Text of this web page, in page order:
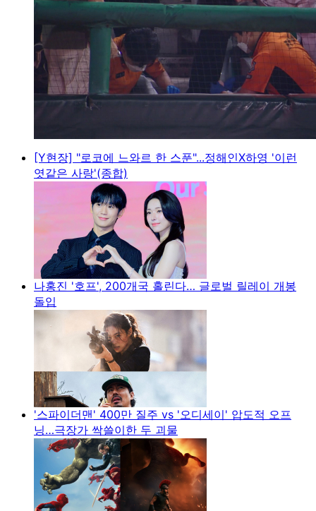
[Y현장] "로코에 느와르 한 스푼"...정해인X하영 '이런
엿같은 사랑'(종합)
나홍진 '호프', 200개국 홀린다… 글로벌 릴레이 개봉
돌입
'스파이더맨' 400만 질주 vs '오디세이' 압도적 오프
닝…극장가 싹쓸이한 두 괴물